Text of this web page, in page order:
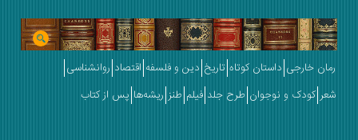
رمان خارجی داستان کوتاه تاریخ دین و فلسفه اقتصاد روانشناسی
شعر کودک و نوجوان طرح جلد فیلم طنز ریشه‌ها پس از کتاب